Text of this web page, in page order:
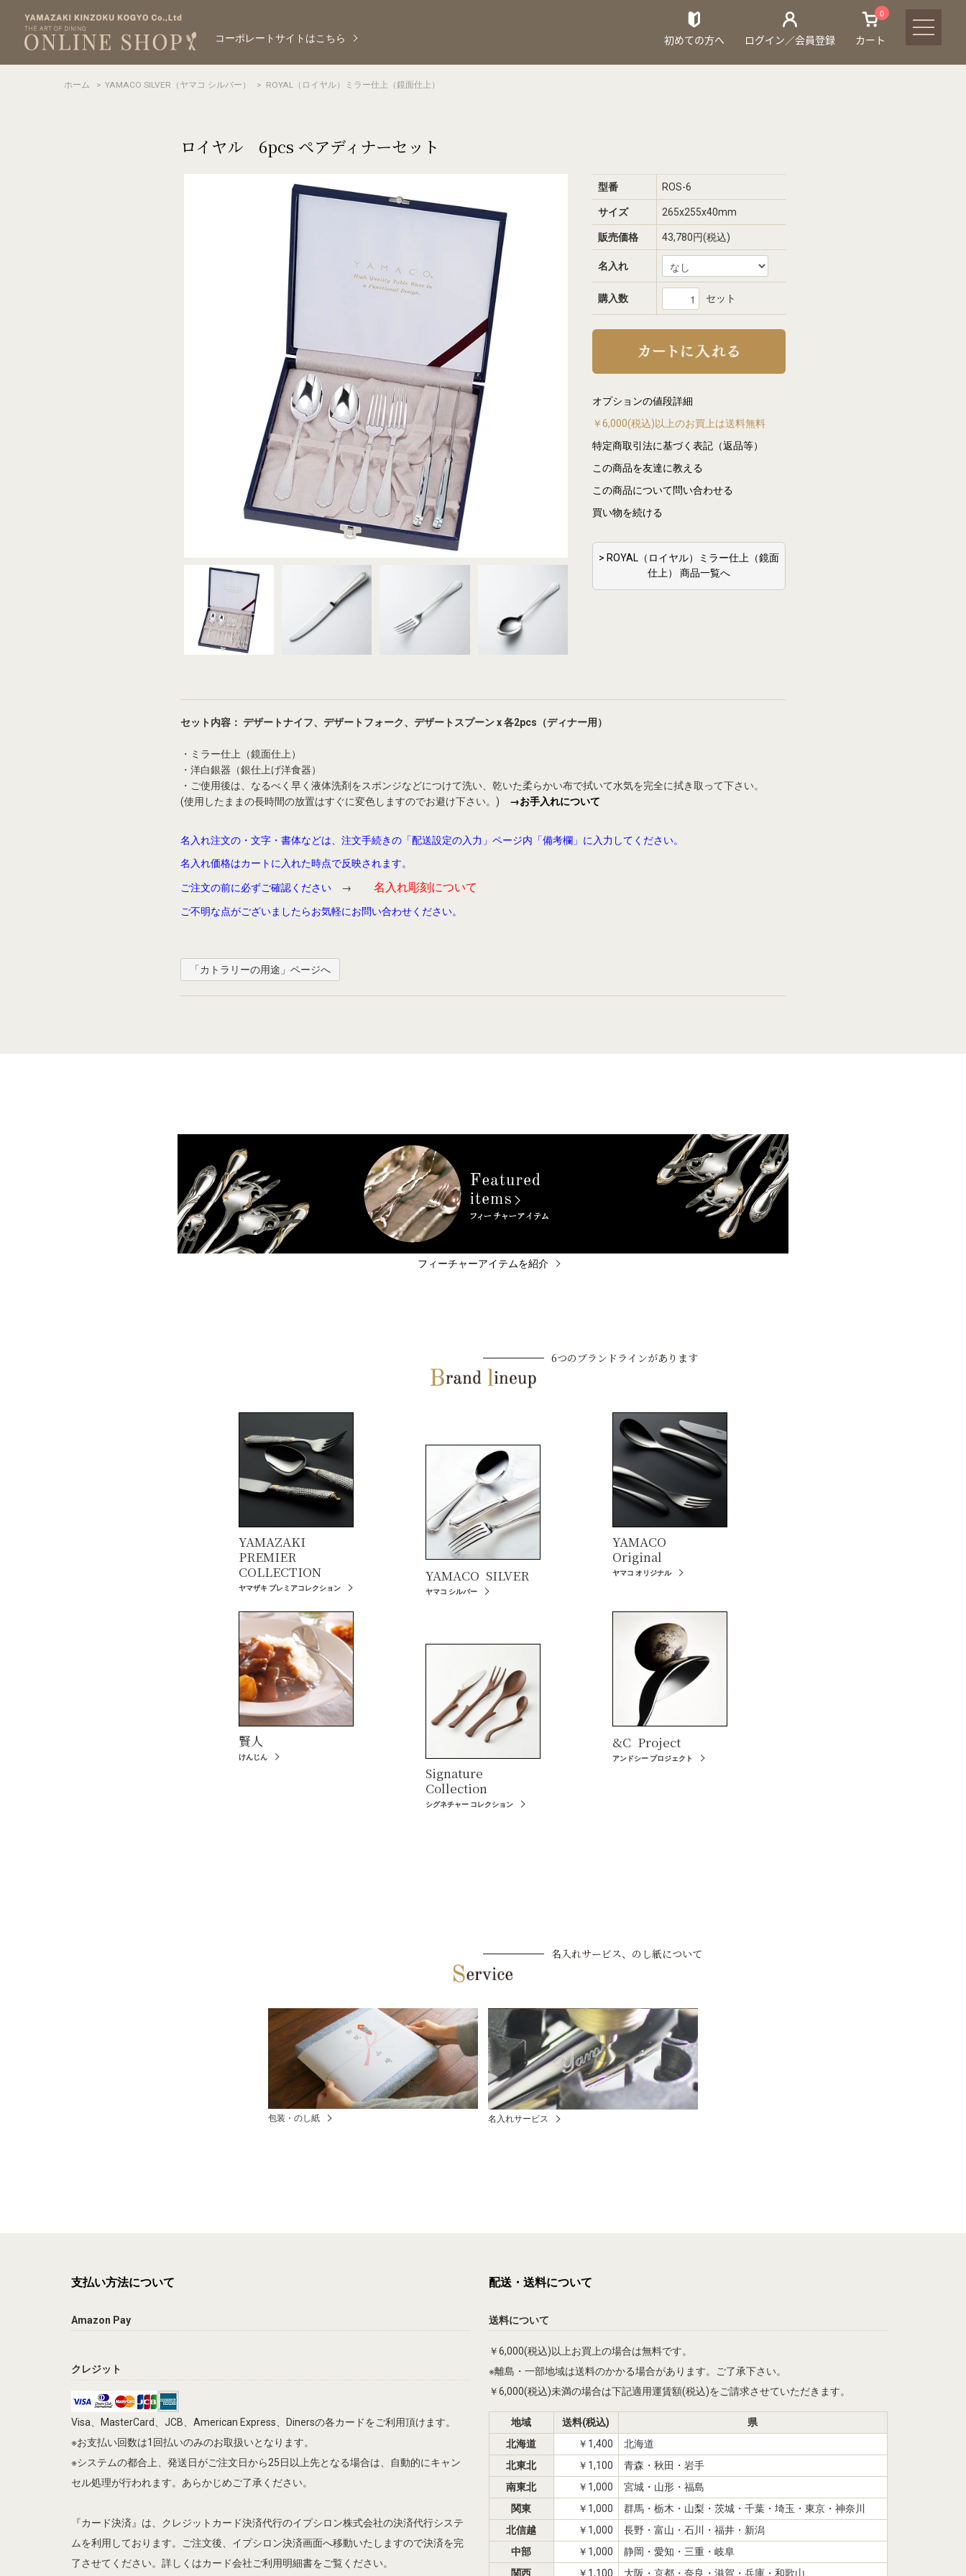
コーポレートサイトはこちら 初めての方へ ログイン／会員登録
0
カート
ホーム > YAMACO SILVER（ヤマコ シルバー） > ROYAL（ロイヤル）ミラー仕上（鏡面仕上）
ロイヤル 6pcs ペアディナーセット
型番 ROS-6
サイズ 265x255x40mm
販売価格 43,780円(税込)
名入れ
購入数 セット
オプションの値段詳細
￥6,000(税込)以上のお買上は送料無料
特定商取引法に基づく表記（返品等）
この商品を友達に教える
この商品について問い合わせる
買い物を続ける
> ROYAL（ロイヤル）ミラー仕上（鏡面
仕上） 商品一覧へ
セット内容： デザートナイフ、デザートフォーク、デザートスプーン x 各2pcs（ディナー用）
・ミラー仕上（鏡面仕上）
・洋白銀器（銀仕上げ洋食器）
・ご使用後は、なるべく早く液体洗剤をスポンジなどにつけて洗い、乾いた柔らかい布で拭いて水気を完全に拭き取って下さい。
(使用したままの長時間の放置はすぐに変色しますのでお避け下さい。) →お手入れについて
名入れ注文の・文字・書体などは、注文手続きの「配送設定の入力」ページ内「備考欄」に入力してください。
名入れ価格はカートに入れた時点で反映されます。
ご注文の前に必ずご確認ください→ 名入れ彫刻について
ご不明な点がございましたらお気軽にお問い合わせください。
「カトラリーの用途」ページへ
フィーチャーアイテムを紹介
6つのブランドラインがあります
YAMAZAKI
PREMIER
COLLECTION
ヤマザキ プレミアコレクション
YAMACO SILVER
ヤマコ シルバー
YAMACO
Original
ヤマコ オリジナル
賢人
けんじん
Signature
Collection
シグネチャー コレクション
&C Project
アンドシー プロジェクト
名入れサービス、のし紙について
包装・のし紙 名入れサービス
支払い方法について
Amazon Pay
クレジット
Visa、MasterCard、JCB、American Express、Dinersの各カードをご利用頂けます。
※お支払い回数は1回払いのみのお取扱いとなります。
※システムの都合上、発送日がご注文日から25日以上先となる場合は、自動的にキャン
セル処理が行われます。あらかじめご了承ください。
『カード決済』は、クレジットカード決済代行のイプシロン株式会社の決済代行システ
ムを利用しております。ご注文後、イプシロン決済画面へ移動いたしますので決済を完
了させてください。詳しくはカード会社ご利用明細書をご覧ください。
配送・送料について
送料について
￥6,000(税込)以上お買上の場合は無料です。
※離島・一部地域は送料のかかる場合があります。ご了承下さい。
￥6,000(税込)未満の場合は下記適用運賃額(税込)をご請求させていただきます。
地域 送料(税込)
県
北海道
￥1,400
北海道
北東北
￥1,100
青森・秋田・岩手
南東北
￥1,000
宮城・山形・福島
関東
￥1,000
群馬・栃木・山梨・茨城・千葉・埼玉・東京・神奈川
北信越
￥1,000
長野・富山・石川・福井・新潟
中部
￥1,000
静岡・愛知・三重・岐阜
関西
￥1,100 大阪・京都・奈良・滋賀・兵庫・和歌山